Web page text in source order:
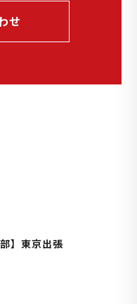
せ
】東京出張